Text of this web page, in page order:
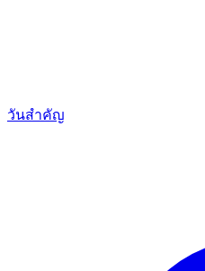
วันสำคัญ